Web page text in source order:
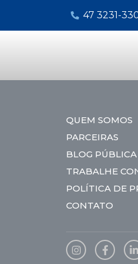
47 3231-
QUEM SOMOS
PARCEIRAS
BLOG PÚBLICA
TRABALHE
POLÍTICA DE
CONTATO